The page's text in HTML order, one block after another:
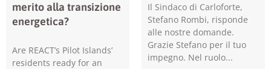
merito alla transizione
energetica?
Are REACT’s Pilot Islands’
residents ready for an
Il Sindaco di Carloforte,
Stefano Rombi, risponde
alle nostre domande.
Grazie Stefano per il tuo
impegno. Nel ruolo
permettere
una migliore
esperienza
di
navigazione